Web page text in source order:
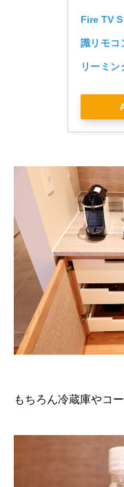
Fire TV
識リモコ
リーミ
もちろん冷蔵庫やコ